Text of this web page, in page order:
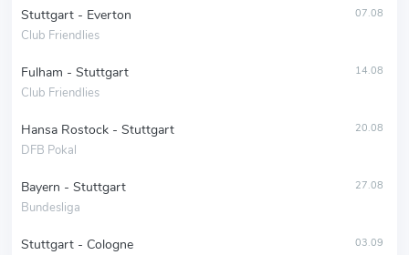
Stuttgart - Everton
Club Friendlies
07.08
Fulham - Stuttgart
Club Friendlies
14.08
Hansa Rostock - Stuttgart
DFB Pokal
20.08
Bayern - Stuttgart
Bundesliga
27.08
Stuttgart - Cologne 03.09